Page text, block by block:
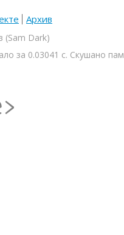
Архив
Dark)
за 0.03041 с. Скушано